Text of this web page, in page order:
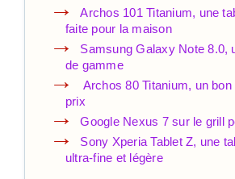
Archos 101 Titanium, une
faite pour la maison
Samsung Galaxy Note 8.0,
de gamme
Archos 80 Titanium, un
prix
Google Nexus 7 sur le grill
Sony Xperia Tablet Z, une
ultra-fine et légère